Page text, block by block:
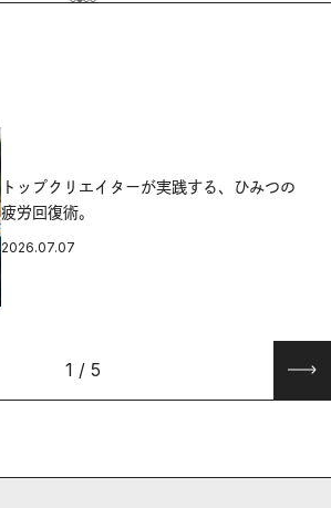
トップクリエイターが実践する、ひみつの
疲労回復術。
2026.07.07
1 / 5